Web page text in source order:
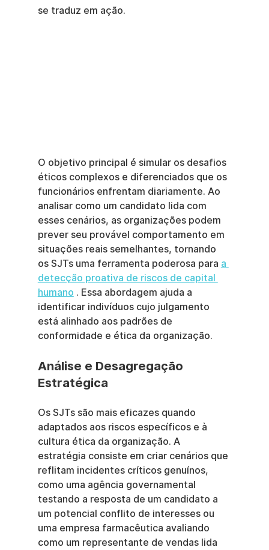
se traduz em ação.
O objetivo principal é simular os desafios
éticos complexos e diferenciados que os
funcionários enfrentam diariamente. Ao
analisar como um candidato lida com
esses cenários, as organizações podem
prever seu provável comportamento em
situações reais semelhantes, tornando
os SJTs uma ferramenta poderosa para a
detecção proativa de riscos de capital
humano . Essa abordagem ajuda a
identificar indivíduos cujo julgamento
está alinhado aos padrões de
conformidade e ética da organização.
Análise e Desagregação
Estratégica
Os SJTs são mais eficazes quando
adaptados aos riscos específicos e à
cultura ética da organização. A
estratégia consiste em criar cenários que
reflitam incidentes críticos genuínos,
como uma agência governamental
testando a resposta de um candidato a
um potencial conflito de interesses ou
uma empresa farmacêutica avaliando
como um representante de vendas lida